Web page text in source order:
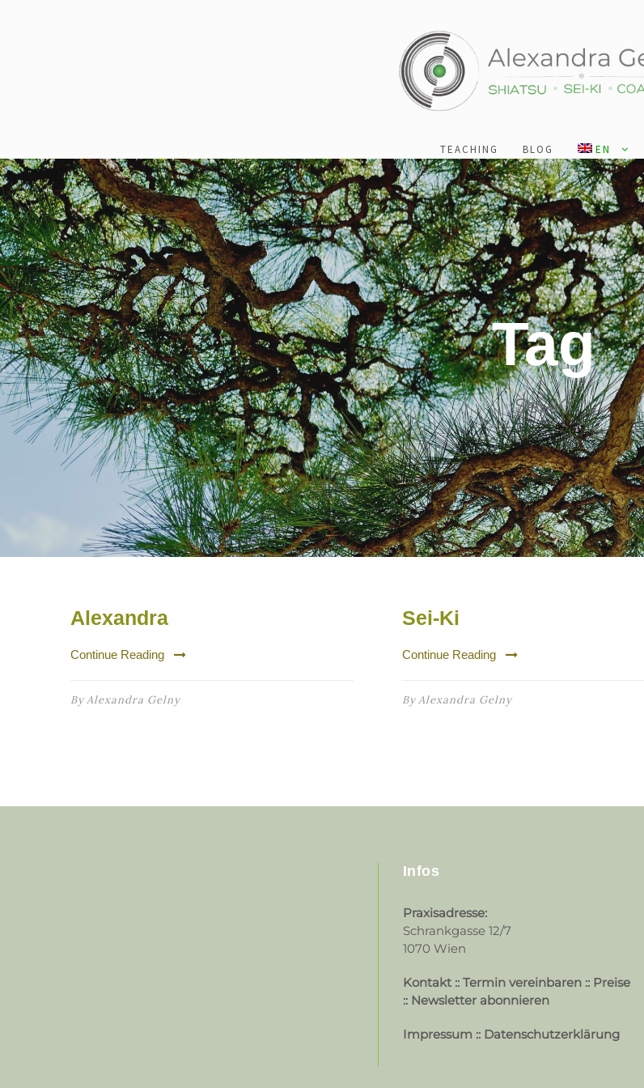
TEACHING BLOG EN
Tag
Sei-Ki
Alexandra
Continue Reading
ByAlexandra Gelny
Sei-Ki
Continue Reading
ByAlexandra Gelny
Infos
Praxisadresse:
Schrankgasse 12/7
1070 Wien
Kontakt :: Termin vereinbaren:: Preise
:: Newsletter abonnieren
Impressum :: Datenschutzerklärung